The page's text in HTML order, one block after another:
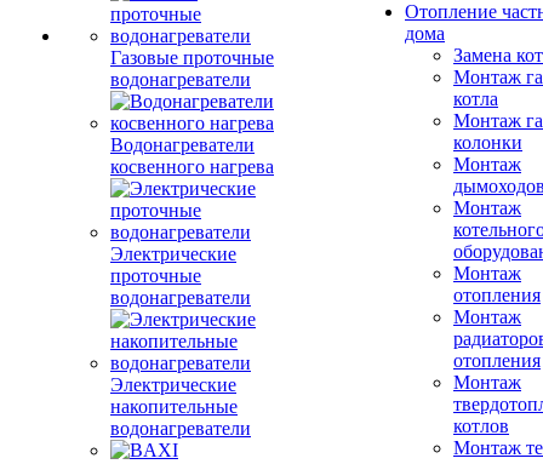
Газовые проточные
водонагреватели
Водонагреватели
косвенного нагрева
Электрические
проточные
водонагреватели
Электрические
накопительные
водонагреватели
Отопление
дома
Замена
Монтаж
котла
Монтаж
колонки
Монтаж
Монтаж
Монтаж
отопления
Монтаж
отопления
Монтаж
котлов
Монтаж